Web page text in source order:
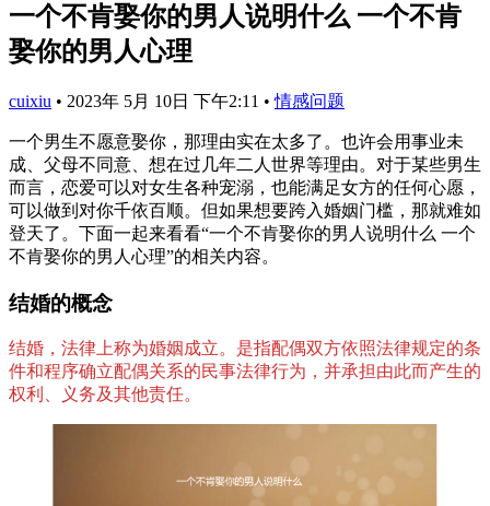
一个不肯娶你的男人说明什么 一个不肯
娶你的男人心理
cuixiu • 2023年 5月 10日 下午2:11 • 情感问题
一个男生不愿意娶你，那理由实在太多了。也许会用事业未
成、父母不同意、想在过几年二人世界等理由。对于某些男生
而言，恋爱可以对女生各种宠溺，也能满足女方的任何心愿，
可以做到对你千依百顺。但如果想要跨入婚姻门槛，那就难如
登天了。下面一起来看看“一个不肯娶你的男人说明什么 一个
不肯娶你的男人心理”的相关内容。
结婚的概念
结婚，法律上称为婚姻成立。是指配偶双方依照法律规定的条
件和程序确立配偶关系的民事法律行为，并承担由此而产生的
权利、义务及其他责任。